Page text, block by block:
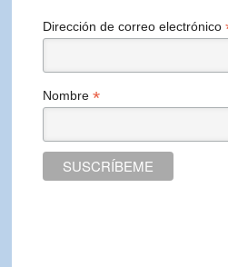
Dirección de correo electrónico
Nombre*